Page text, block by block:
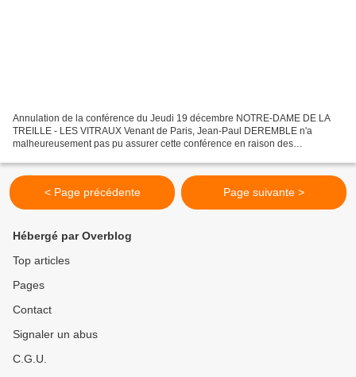
Annulation de la conférence du Jeudi 19 décembre NOTRE-DAME DE LA
TREILLE - LES VITRAUX Venant de Paris, Jean-Paul DEREMBLE n'a
malheureusement pas pu assurer cette conférence en raison des
< Page précédente Page suivante >
Hébergé par Overblog
Top articles
Pages
Contact
Signaler un abus
C.G.U.